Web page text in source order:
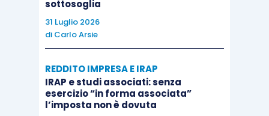
lavorativa speciale, come tale distinta dalla
classica ripartizione tra lavoro autonomo e
subordinato(“…in un’ottica premiale dellafunzione
sociale connessa all’attività sportiva dilettantistica,
quale fattore di crescita sul piano relazionale e
culturale, il legislatore ha inteso definitivamente
sottosoglia
31 Luglio 2026
di Carlo Arsie
REDDITO IMPRESA E IRAP
IRAP e studi associati: senza
esercizio “in forma associata”
l’imposta non è dovuta